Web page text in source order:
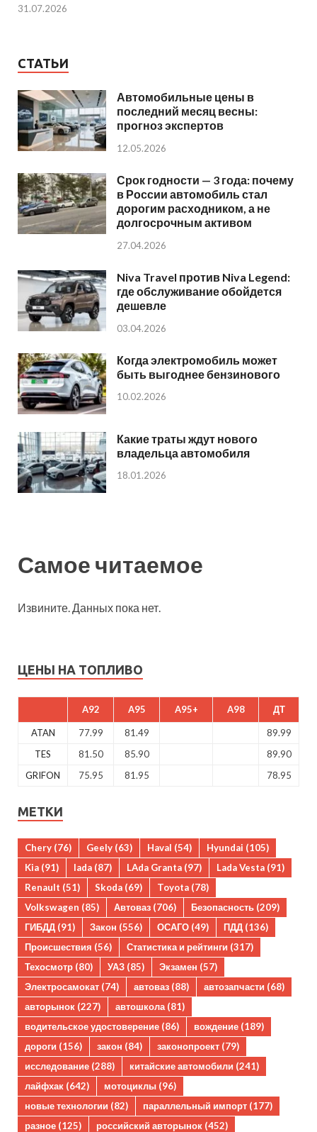
31.07.2026
СТАТЬИ
Автомобильные цены в
последний месяц весны:
прогноз экспертов
12.05.2026
Срок годности — 3 года: почему
в России автомобиль стал
дорогим расходником, а не
долгосрочным активом
27.04.2026
Niva Travel против Niva Legend:
где обслуживание обойдется
дешевле
03.04.2026
Когда электромобиль может
быть выгоднее бензинового
10.02.2026
Какие траты ждут нового
владельца автомобиля
18.01.2026
Самое читаемое
Извините. Данных пока нет.
ЦЕНЫ НА ТОПЛИВО
A92 A95 A95+ A98 ДТ
ATAN 77.99 81.49
89.99
TES
81.50 85.90
89.90
GRIFON
75.95 81.95 78.95
МЕТКИ
Chery (76) Geely (63) Haval (54) Hyundai (105)
Kia (91) lada (87) LAda Granta (97) Lada Vesta (91)
Renault (51) Skoda (69) Toyota (78)
Volkswagen (85) Автоваз (706) Безопасность (209)
ГИБДД (91) Закон (556) ОСАГО (49) ПДД (136)
Происшествия (56) Статистика и рейтинги (317)
Техосмотр (80) УАЗ (85) Экзамен (57)
Электросамокат (74) автоваз (88) автозапчасти (68)
авторынок (227) автошкола (81)
водительское удостоверение (86) вождение (189)
дороги (156) закон (84) законопроект (79)
исследование (288) китайские автомобили (241)
лайфхак (642) мотоциклы (96)
новые технологии (82) параллельный импорт (177)
разное (125) российский авторынок (452)